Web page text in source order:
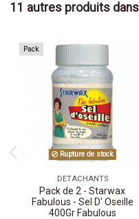
11 autres produits
Pack
Rupture de stock
DETACHANTS
Pack de 2 - Starwax
Fabulous - Sel D' Oseille
400Gr Fabulous